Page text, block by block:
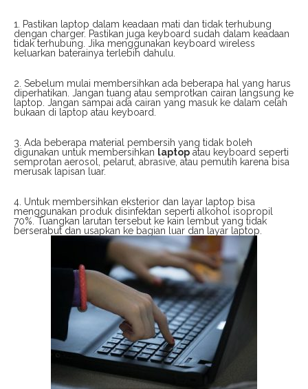
1. Pastikan laptop dalam keadaan mati dan tidak terhubung
dengan charger. Pastikan juga keyboard sudah dalam keadaan
tidak terhubung. Jika menggunakan keyboard wireless
keluarkan baterainya terlebih dahulu.
2. Sebelum mulai membersihkan ada beberapa hal yang harus
diperhatikan. Jangan tuang atau semprotkan cairan langsung ke
laptop. Jangan sampai ada cairan yang masuk ke dalam celah
bukaan di laptop atau keyboard.
3. Ada beberapa material pembersih yang tidak boleh
digunakan untuk membersihkan laptop atau keyboard seperti
semprotan aerosol, pelarut, abrasive, atau pemutih karena bisa
merusak lapisan luar.
4. Untuk membersihkan eksterior dan layar laptop bisa
menggunakan produk disinfektan seperti alkohol isopropil
70%. Tuangkan larutan tersebut ke kain lembut yang tidak
berserabut dan usapkan ke bagian luar dan layar laptop.